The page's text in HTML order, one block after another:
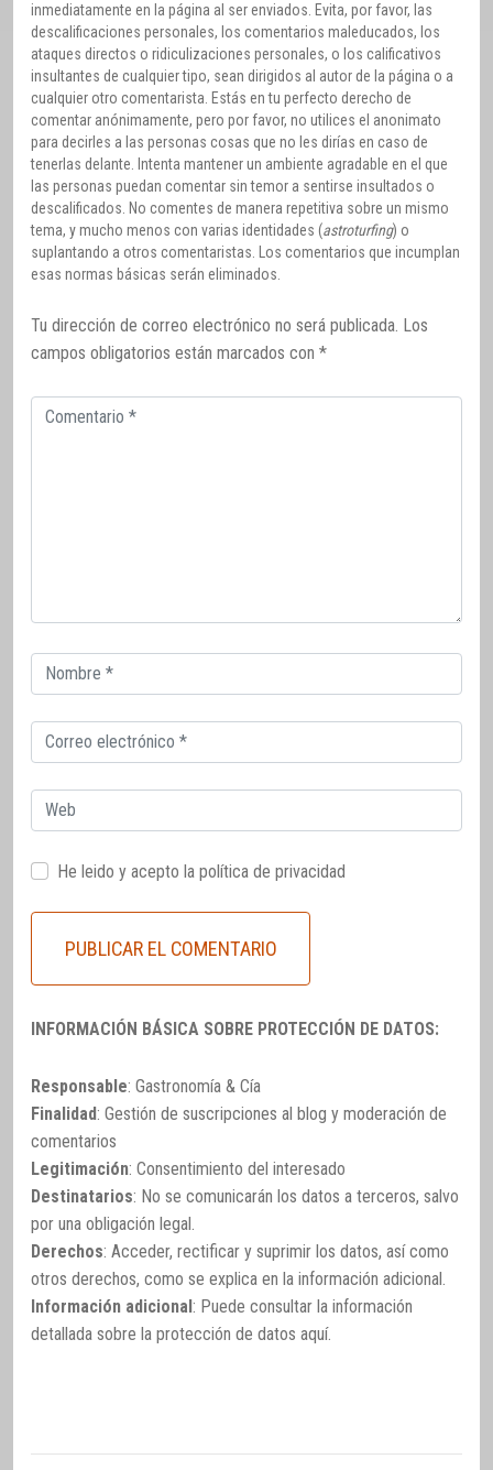
inmediatamente en la página al ser enviados. Evita, por favor, las
descalificaciones personales, los comentarios maleducados, los
ataques directos o ridiculizaciones personales, o los calificativos
insultantes de cualquier tipo, sean dirigidos al autor de la página o a
cualquier otro comentarista. Estás en tu perfecto derecho de
comentar anónimamente, pero por favor, no utilices el anonimato
para decirles a las personas cosas que no les dirías en caso de
tenerlas delante. Intenta mantener un ambiente agradable en el que
las personas puedan comentar sin temor a sentirse insultados o
descalificados. No comentes de manera repetitiva sobre un mismo
tema, y mucho menos con varias identidades (astroturfing) o
suplantando a otros comentaristas. Los comentarios que incumplan
esas normas básicas serán eliminados.
Tu dirección de correo electrónico no será publicada. Los
campos obligatorios están marcados con *
Comentario
Correo
electrónico
Correo
electrónico
Web
He leido y acepto la política de privacidad
INFORMACIÓN BÁSICA SOBRE PROTECCIÓN DE DATOS:
Responsable: Gastronomía & Cía
Finalidad: Gestión de suscripciones al blog y moderación de
comentarios
Legitimación: Consentimiento del interesado
Destinatarios: No se comunicarán los datos a terceros, salvo
por una obligación legal.
Derechos: Acceder, rectificar y suprimir los datos, así como
otros derechos, como se explica en la información adicional.
Información adicional : Puede consultar la información
detallada sobre la protección de datos aquí.